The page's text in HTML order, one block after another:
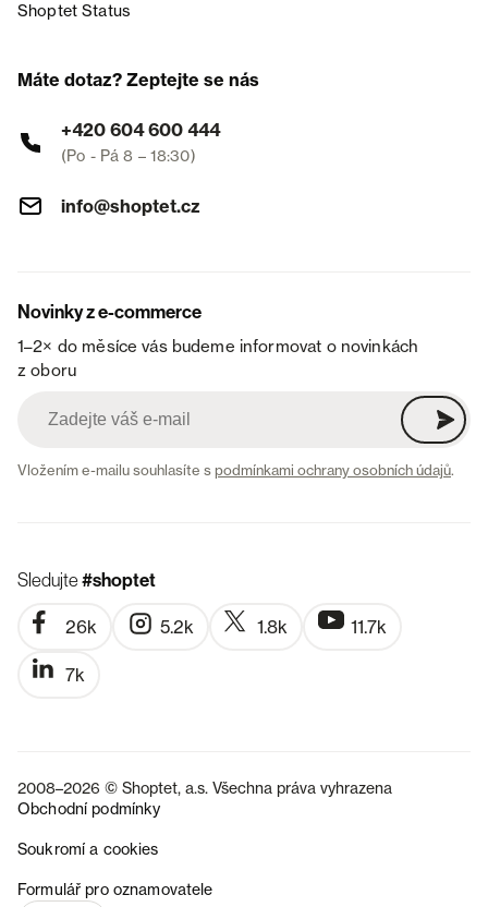
Shoptet Status
Máte dotaz? Zeptejte se nás
+420 604 600 444
(Po - Pá 8 – 18:30)
info@shoptet.cz
Novinky z e-commerce
1–2× do měsíce vás budeme informovat o novinkách
z oboru
Vložením e-mailu souhlasíte spodmínkami ochrany osobních údajů.
Sledujte#shoptet
26k 5.2k 1.8k 11.7k
7k
2008–2026 © Shoptet, a.s. Všechna práva vyhrazena
Obchodní podmínky
Soukromí a cookies
Formulář pro oznamovatele